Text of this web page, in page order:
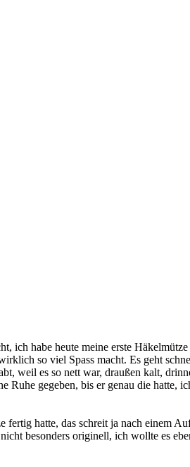
ich habe heute meine erste
so viel Spass macht. Es geht
weil es so nett war, draußen kalt,
Ruhe gegeben, bis er genau die hatte,
fertig hatte, das schreit ja nach einem
besonders originell, ich wollte es